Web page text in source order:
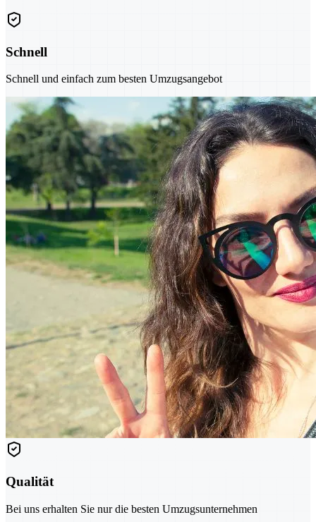
Schnell
Schnell und einfach zum besten Umzugsangebot
Qualität
Bei uns erhalten Sie nur die besten Umzugsunternehmen